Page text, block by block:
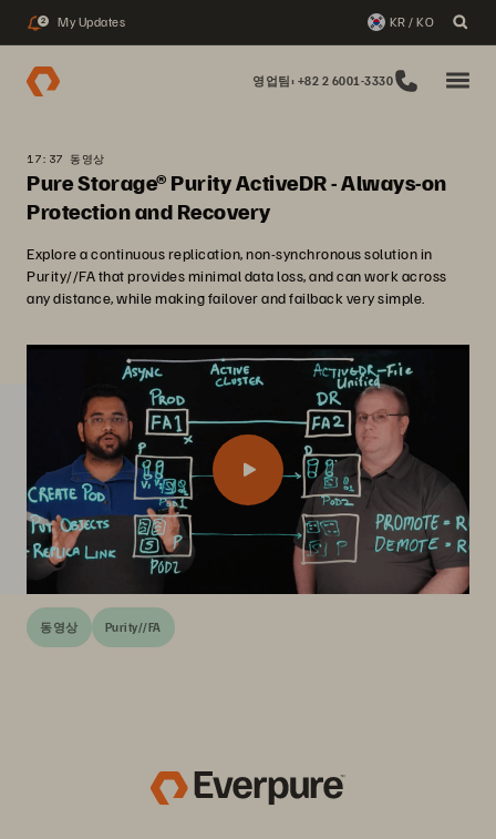
2 My Updates KR / KO
영업팀: +82 2 6001-3330
17:37 동영상
Pure Storage® Purity ActiveDR - Always-on
Protection and Recovery
Explore a continuous replication, non-synchronous solution in
Purity//FA that provides minimal data loss, and can work across
any distance, while making failover and failback very simple.
동영상 Purity//FA